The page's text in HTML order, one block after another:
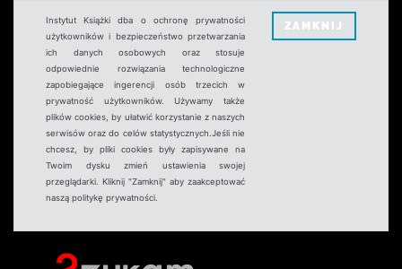
Instytut Książki dba o ochronę prywatności
użytkowników i bezpieczeństwo przetwarzania
ich danych osobowych oraz stosuje
odpowiednie rozwiązania technologiczne
zapobiegające ingerencji osób trzecich w
prywatność użytkowników. Używamy także
plików cookies, by ułatwić korzystanie z naszych
serwisów oraz do celów statystycznych.Jeśli nie
chcesz, by pliki cookies były zapisywane na
Twoim dysku zmień ustawienia swojej
przeglądarki. Kliknij "Zamknij" aby zaakceptować
naszą politykę prywatności.
ZAMKNIJ